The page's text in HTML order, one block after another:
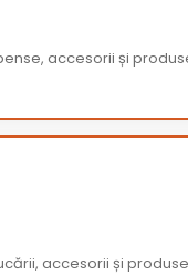
accesorii și
accesorii și